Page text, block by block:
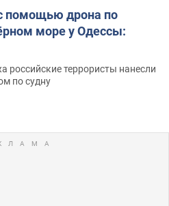
помощью дрона по
море у Одессы:
российские террористы нанесли
по судну